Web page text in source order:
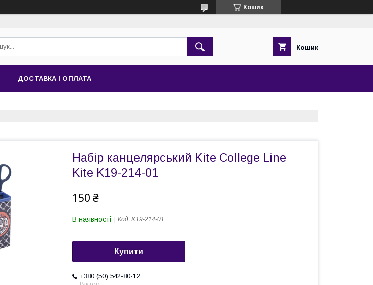
Кошик
Кошик
ДОСТАВКА І ОПЛАТА
Набiр канцелярський Kite College Line
Kite K19-214-01
150 ₴
В наявності Код: K19-214-01
Купити
+380 (50) 542-80-12